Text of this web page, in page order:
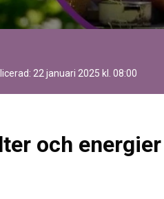
22 januari 2025 kl. 08:00
och